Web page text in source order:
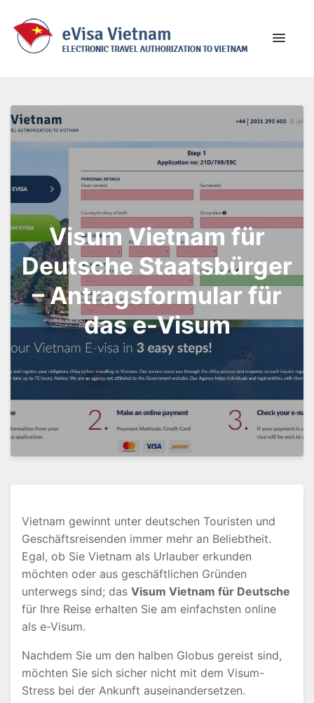
Visum Vietnam für
Deutsche Staatsbürger
– Antragsformular für
das e-Visum
Vietnam gewinnt unter deutschen Touristen und
Geschäftsreisenden immer mehr an Beliebtheit.
Egal, ob Sie Vietnam als Urlauber erkunden
möchten oder aus geschäftlichen Gründen
unterwegs sind; das Visum Vietnam für Deutsche
für Ihre Reise erhalten Sie am einfachsten online
als e-Visum.
Nachdem Sie um den halben Globus gereist sind,
möchten Sie sich sicher nicht mit dem Visum-
Stress bei der Ankunft auseinandersetzen.